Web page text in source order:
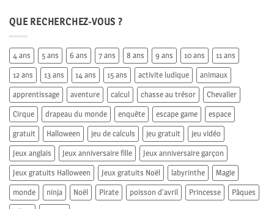
QUE RECHERCHEZ-VOUS ?
4 ans 5 ans 6 ans 7 ans 8 ans 9 ans 10 ans 11 ans
12 ans 13 ans 14 ans 15 ans activite ludique animaux
apprentissage aventure calcul chasse au trésor Chevalier
Cirque drapeau du monde enquête escape game espace
gratuit Halloween jeu de calculs jeu gratuit jeu vidéo
Jeux anglais Jeux anniversaire fille Jeux anniversaire garçon
Jeux gratuits Halloween Jeux gratuits Noël labyrinthe Magie
monde ninja Noël Pirate poisson d'avril Princesse Pâques